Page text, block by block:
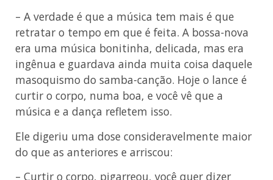
– A verdade é que a música tem mais é que
retratar o tempo em que é feita. A bossa-nova
era uma música bonitinha, delicada, mas era
ingênua e guardava ainda muita coisa daquele
masoquismo do samba-canção. Hoje o lance é
curtir o corpo, numa boa, e você vê que a
música e a dança refletem isso.
Ele digeriu uma dose consideravelmente maior
do que as anteriores e arriscou:
– Curtir o corpo, pigarreou, você quer dizer